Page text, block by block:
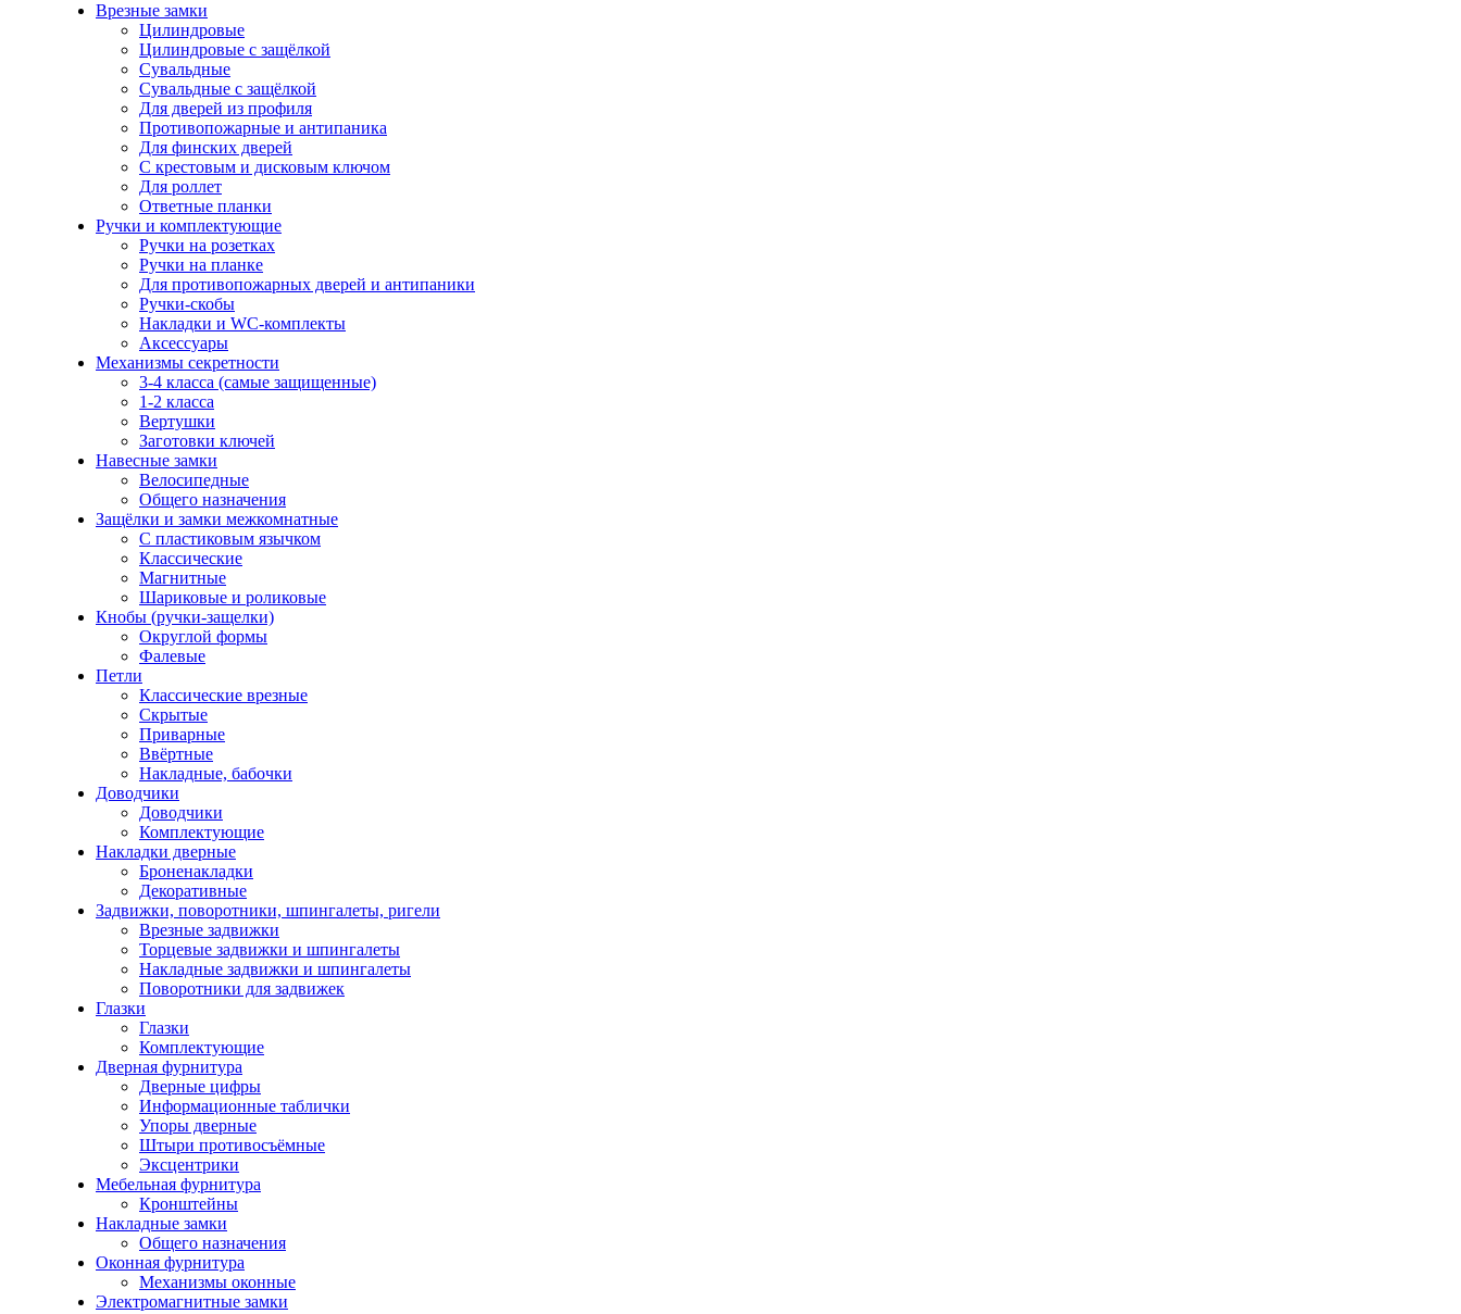
Врезные замки
Цилиндровые
Цилиндровые с защёлкой
Сувальдные
Сувальдные с защёлкой
Для дверей из профиля
Противопожарные и антипаника
Для финских дверей
С крестовым и дисковым ключом
Для роллет
Ответные планки
Ручки и комплектующие
Ручки на розетках
Ручки на планке
Для противопожарных дверей и антипаники
Ручки-скобы
Накладки и WC-комплекты
Аксессуары
Механизмы секретности
3-4 класса (самые защищенные)
1-2 класса
Вертушки
Заготовки ключей
Навесные замки
Велосипедные
Общего назначения
Защёлки и замки межкомнатные
С пластиковым язычком
Классические
Магнитные
Шариковые и роликовые
Кнобы (ручки-защелки)
Округлой формы
Фалевые
Петли
Классические врезные
Скрытые
Приварные
Ввёртные
Накладные, бабочки
Доводчики
Доводчики
Комплектующие
Накладки дверные
Броненакладки
Декоративные
Задвижки, поворотники, шпингалеты, ригели
Врезные задвижки
Торцевые задвижки и шпингалеты
Накладные задвижки и шпингалеты
Поворотники для задвижек
Глазки
Глазки
Комплектующие
Дверная фурнитура
Дверные цифры
Информационные таблички
Упоры дверные
Штыри противосъёмные
Эксцентрики
Мебельная фурнитура
Кронштейны
Накладные замки
Общего назначения
Оконная фурнитура
Механизмы оконные
Электромагнитные замки